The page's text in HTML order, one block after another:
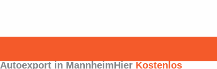
Autoexport in MannheimHierKostenlos